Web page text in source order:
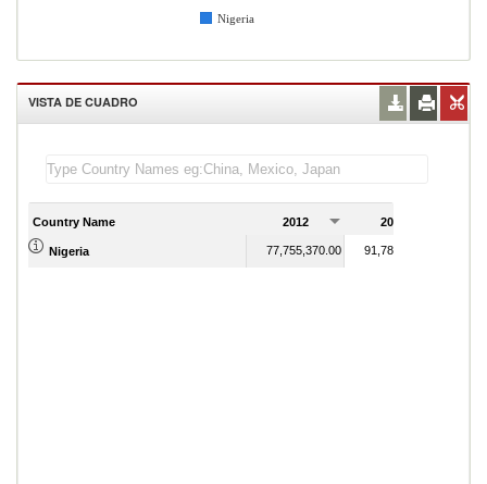
Nigeria
VISTA DE CUADRO
Country Name 2012 2013
Nigeria 77,755,370.00 91,782,074.00